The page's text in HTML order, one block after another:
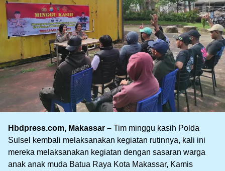
Hbdpress.com, Makassar – Tim minggu kasih Polda
Sulsel kembali melaksanakan kegiatan rutinnya, kali ini
mereka melaksanakan kegiatan dengan sasaran warga
anak anak muda Batua Raya Kota Makassar, Kamis